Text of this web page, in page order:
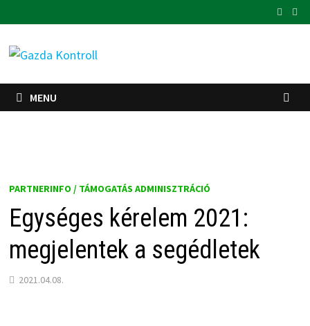
to
content
MENU
PARTNERINFO / TÁMOGATÁS ADMINISZTRÁCIÓ
Egységes kérelem 2021:
megjelentek a segédletek
2021.04.08.